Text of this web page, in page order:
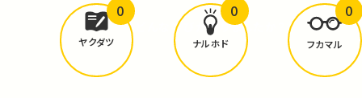
どんな学びがありましたか？
ヤクダツ
0
ナルホド
0
フカマル
0